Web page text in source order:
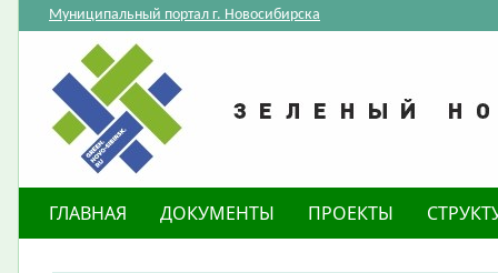
Муниципальный портал г. Новосибирска
ГЛАВНАЯ ДОКУМЕНТЫ ПРОЕКТЫ